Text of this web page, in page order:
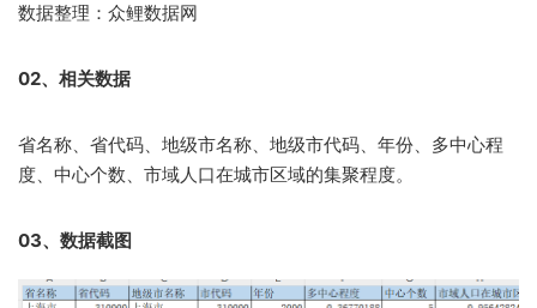
数据整理：众鲤数据网
02、相关数据
省名称、省代码、地级市名称、地级市代码、年份、多中心程
度、中心个数、市域人口在城市区域的集聚程度。
03、数据截图